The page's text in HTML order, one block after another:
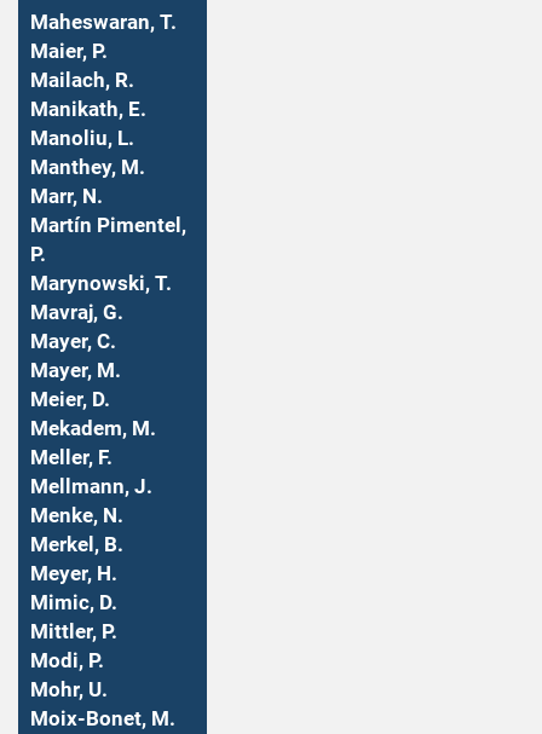
Maheswaran, T.
Maier, P.
Mailach, R.
Manikath, E.
Manoliu, L.
Manthey, M.
Marr, N.
Martín Pimentel,
P.
Marynowski, T.
Mavraj, G.
Mayer, C.
Mayer, M.
Meier, D.
Mekadem, M.
Meller, F.
Mellmann, J.
Menke, N.
Merkel, B.
Meyer, H.
Mimic, D.
Mittler, P.
Modi, P.
Mohr, U.
Moix-Bonet, M.